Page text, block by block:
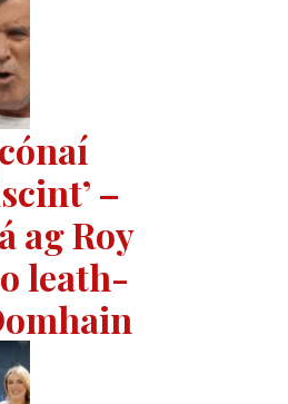
–
ag Roy
leath-